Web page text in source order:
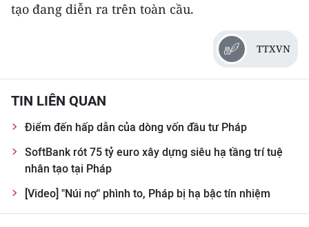
tạo đang diễn ra trên toàn cầu.
TTXVN
TIN LIÊN QUAN
Điểm đến hấp dẫn của dòng vốn đầu tư Pháp
SoftBank rót 75 tỷ euro xây dựng siêu hạ tầng trí tuệ
nhân tạo tại Pháp
[Video] "Núi nợ" phình to, Pháp bị hạ bậc tín nhiệm